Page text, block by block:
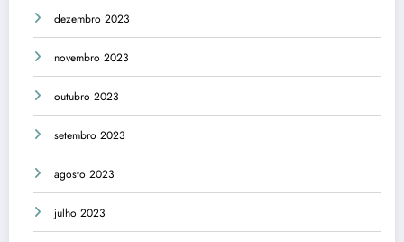
dezembro 2023
novembro 2023
outubro 2023
setembro 2023
agosto 2023
julho 2023